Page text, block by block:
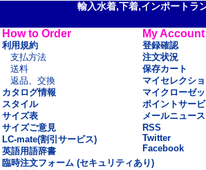
輸入水着,下着,インポートラ
How to Order
利用規約
支払方法
送料
返品、交換
カタログ情報
スタイル
サイズ表
サイズご意見
LC-mate(割引サービス)
英語用語辞書
My Account
登録確認
注文状況
保存カート
マイセレクシ
マイクローゼッ
ポイントサー
メールニュース
RSS
Twitter
Facebook
臨時注文フォーム (セキュリティあり)